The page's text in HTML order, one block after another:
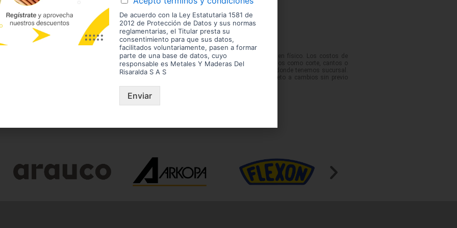
¿Necesitas asesoría?¡Escríbenos!
Las imágenes mostradas son de referencia y los colores podrían variar en físico. Los costos de
envío son variables y serán asumidos por el comprador. No incluye servicios como corte, cantos o
enchape. Sólo despachamos tableros en la zona urbana de las ciudades donde tenemos sucursal.
Disponibilidad de mercancía sujeta a verificación de inventario. Precio sujeto a cambios sin previo
De acuerdo con la Ley Estatutaria 1581 de
2012 de Protección de Datos y sus normas
reglamentarias, el Titular presta su
consentimiento para que sus datos,
facilitados voluntariamente, pasen a formar
parte de una base de datos, cuyo
responsable es Metales Y Maderas Del
Risaralda S A S
Enviar